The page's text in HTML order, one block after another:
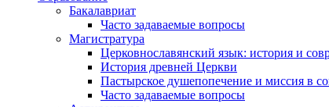
Бакалавриат
Часто задаваемые вопросы
Магистратура
Церковнославянский язык: история и
История древней Церкви
Пастырское душепопечение и миссия в
Часто задаваемые вопросы